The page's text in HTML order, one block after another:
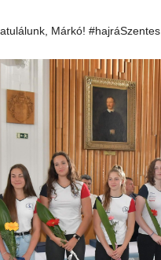
Márkó! #hajráSzentes